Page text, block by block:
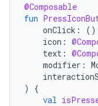
@Composable
fun
onClick : ()
icon :
text :
modifier :
)
{
val